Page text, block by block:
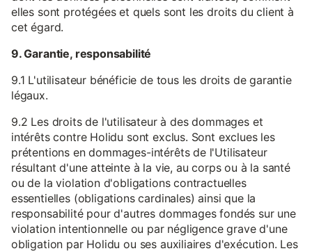
elles sont protégées et quels sont les droits du client à
cet égard.
9. Garantie, responsabilité
9.1 L'utilisateur bénéficie de tous les droits de garantie
légaux.
9.2 Les droits de l'utilisateur à des dommages et
intérêts contre Holidu sont exclus. Sont exclues les
prétentions en dommages-intérêts de l'Utilisateur
résultant d'une atteinte à la vie, au corps ou à la santé
ou de la violation d'obligations contractuelles
essentielles (obligations cardinales) ainsi que la
responsabilité pour d'autres dommages fondés sur une
violation intentionnelle ou par négligence grave d'une
obligation par Holidu ou ses auxiliaires d'exécution. Les